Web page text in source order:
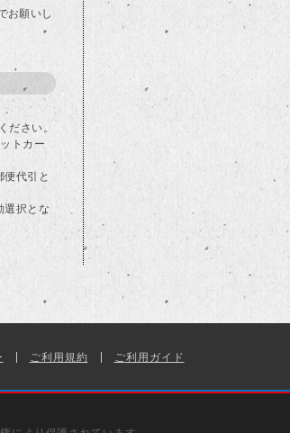
お願いし
ださい。
トカー
便代引と
選択とな
ご利用規約 ご利用ガイド